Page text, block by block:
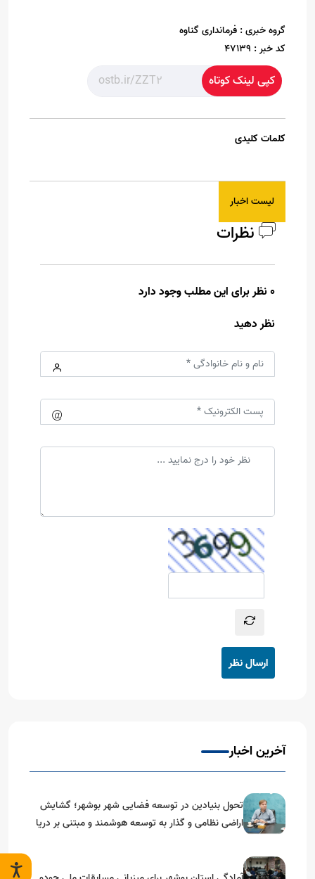
گروه خبری : فرمانداری گناوه
کد خبر : 47139
کپی لینک کوتاه
کلمات کلیدی
لیست اخبار
نظرات
0 نظر برای این مطلب وجود دارد
نظر دهید
ارسال نظر
آخرین اخبار
تحول بنیادین در توسعه فضایی شهر بوشهر؛ گشایش
اراضی نظامی و گذار به توسعه هوشمند و مبتنی بر دریا